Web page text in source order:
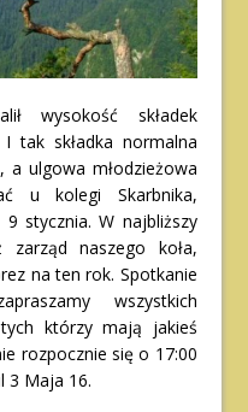
wysokość składek
tak składka normalna
a ulgowa młodzieżowa
u kolegi Skarbnika,
stycznia. W najbliższy
zarząd naszego koła,
na ten rok. Spotkanie
wszystkich
którzy mają jakieś
rozpocznie się o 17:00
3 Maja 16.